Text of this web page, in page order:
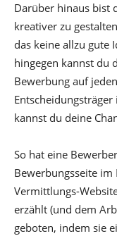
Darüber hinaus bist
kreativer zu
das keine allzu gute
hingegen kannst du
Bewerbung auf
kannst du deine
So hat eine
Bewerbungsseite
Vermittlungs-
erzählt (und dem
geboten, indem sie